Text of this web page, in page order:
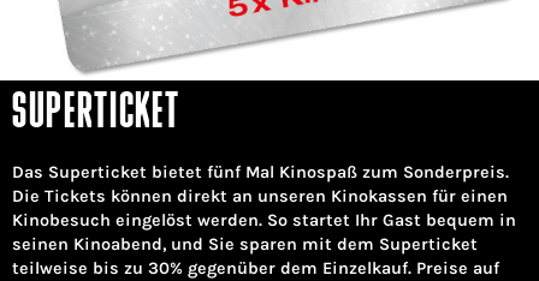
SUPERTICKET
Das Superticket bietet fünf Mal Kinospaß zum Sonderpreis.
Die Tickets können direkt an unseren Kinokassen für einen
Kinobesuch eingelöst werden. So startet Ihr Gast bequem in
seinen Kinoabend, und Sie sparen mit dem Superticket
teilweise bis zu 30% gegenüber dem Einzelkauf. Preise auf